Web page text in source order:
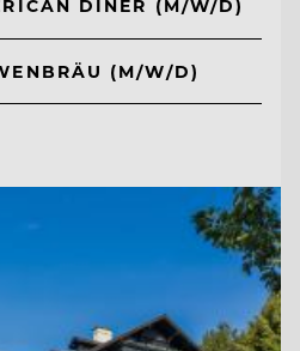
DINER (M/W/D)
(M/W/D)